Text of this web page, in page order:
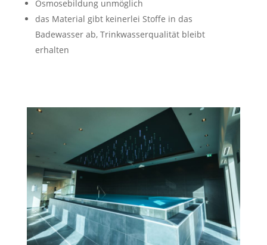
Osmosebildung unmöglich
das Material gibt keinerlei Stoffe in das
Badewasser ab, Trinkwasserqualität bleibt
erhalten